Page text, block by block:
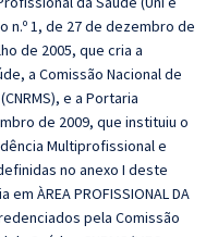
n.º 1, de 27 de dezembro de
de 2005, que cria a
a Comissão Nacional de
e a Portaria
de 2009, que instituiu o
Multiprofissional e
no anexo I deste
ÀREA PROFISSIONAL DA
pela Comissão